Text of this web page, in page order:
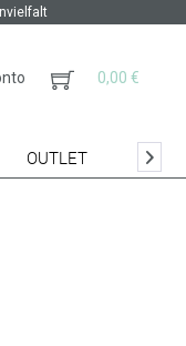
0,00 €
OUTLET 